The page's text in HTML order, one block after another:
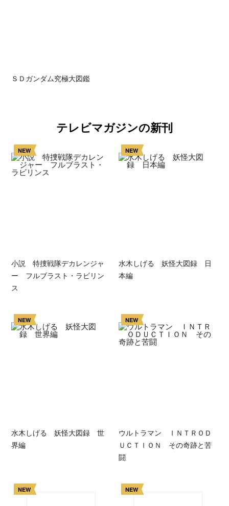
ＳＤガンダム究極大図鑑
テレビマガジンの新刊
NEW
小説 特捜戦隊デカレンジャ
ー フルブラスト・ラビリン
ス
NEW
水木しげる 妖怪大図録 日
本編
NEW
水木しげる 妖怪大図録 世
界編
NEW
ウルトラマン ＩＮＴＲＯＤ
ＵＣＴＩＯＮ その奇跡と苦
闘
NEW NEW